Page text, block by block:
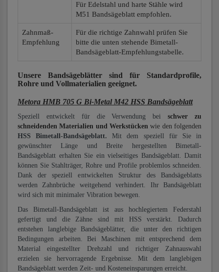
Für Edelstahl und harte Stähle wird
M51 Bandsägeblatt empfohlen.
Zahnmaß-
Empfehlung
Für die richtige Zahnwahl prüfen Sie
bitte die unten stehende Bimetall-
Bandsägeblatt-Empfehlungstabelle.
Unsere Bandsägeblätter sind für Standardprofile,
Rohre und Vollmaterialien geeignet.
Metora HMB 705 G Bi-Metal M42 HSS Bandsägeblatt
Speziell entwickelt für die Verwendung beischwer zu
schneidenden Materialien und Werkstücken wie den folgenden
HSS Bimetall-Bandsägeblatt. Mit dem speziell für Sie in
gewünschter Länge und Breite hergestellten Bimetall-
Bandsägeblatt erhalten Sie ein vielseitiges Bandsägeblatt. Damit
können Sie Stahlträger, Rohre und Profile problemlos schneiden.
Dank der speziell entwickelten Struktur des Bandsägeblatts
werden Zahnbrüche weitgehend verhindert. Ihr Bandsägeblatt
wird sich mit minimaler Vibration bewegen.
Das Bimetall-Bandsägeblatt ist aus hochlegiertem Federstahl
gefertigt und die Zähne sind mit HSS verstärkt. Dadurch
entstehen langlebige Bandsägeblätter, die unter den richtigen
Bedingungen arbeiten. Bei Maschinen mit entsprechend dem
Material eingestellter Drehzahl und richtiger Zahnauswahl
erzielen sie hervorragende Ergebnisse. Mit dem langlebigen
Bandsägeblatt werden Zeit- und Kosteneinsparungen erreicht.